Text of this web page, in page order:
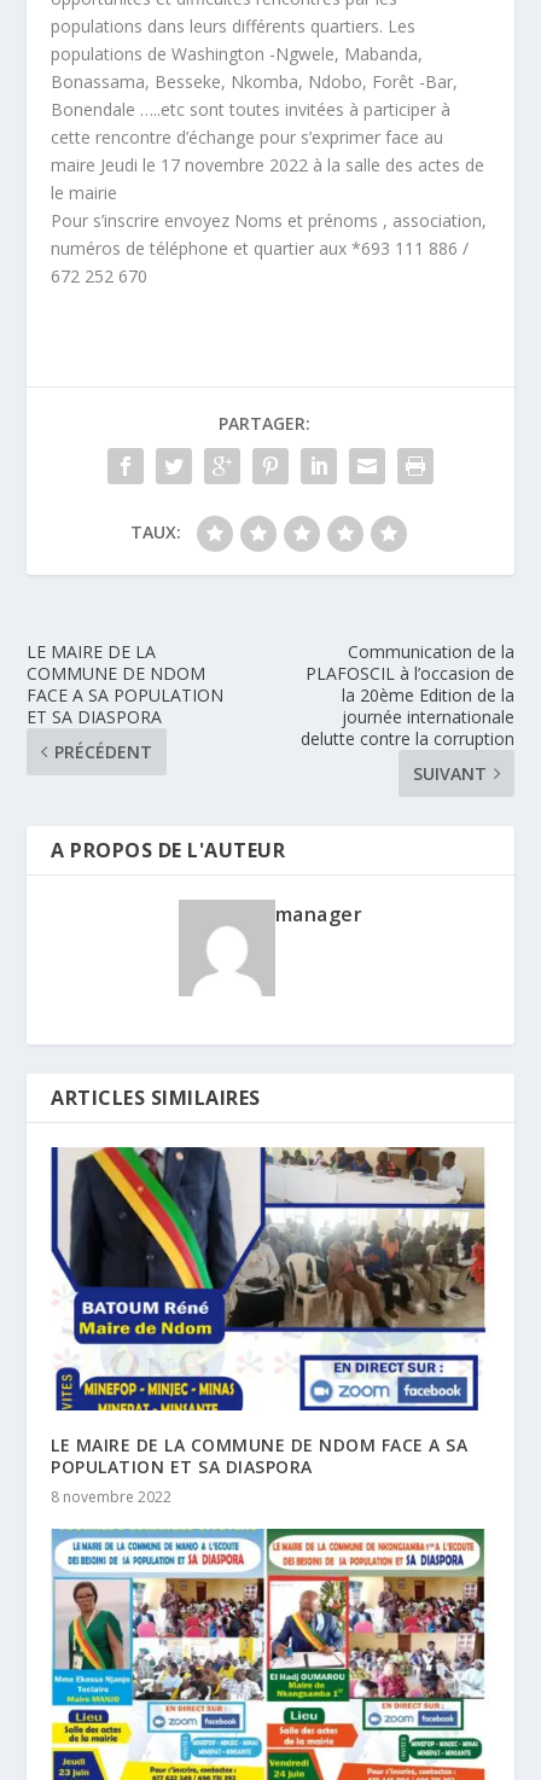
populations dans leurs différents quartiers. Les
populations de Washington -Ngwele, Mabanda,
Bonassama, Besseke, Nkomba, Ndobo, Forêt -Bar,
Bonendale …..etc sont toutes invitées à participer à
cette rencontre d’échange pour s’exprimer face au
maire Jeudi le 17 novembre 2022 à la salle des actes de
le mairie
Pour s’inscrire envoyez Noms et prénoms , association,
numéros de téléphone et quartier aux *693 111 886 /
672 252 670
PARTAGER:
TAUX:
LE MAIRE DE LA
COMMUNE DE NDOM
FACE A SA POPULATION
ET SA DIASPORA
PRÉCÉDENT
Communication de la
PLAFOSCIL à l’occasion de
la 20ème Edition de la
journée internationale
delutte contre la corruption
SUIVANT
A PROPOS DE L'AUTEUR
manager
ARTICLES SIMILAIRES
LE MAIRE DE LA COMMUNE DE NDOM FACE A SA
POPULATION ET SA DIASPORA
8 novembre 2022